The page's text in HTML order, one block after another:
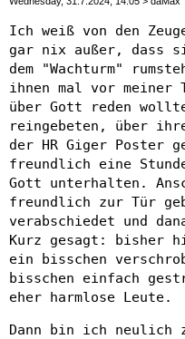
Ich weiß von den
gar nix außer, dass
dem "Wachturm"
ihnen mal vor meiner
über Gott reden
reingebeten, über
der HR Giger Poster
freundlich eine
Gott unterhalten.
freundlich zur Tür
verabschiedet und
Kurz gesagt: bisher
ein bisschen
bisschen einfach
eher harmlose Leute.
Dann bin ich neulich